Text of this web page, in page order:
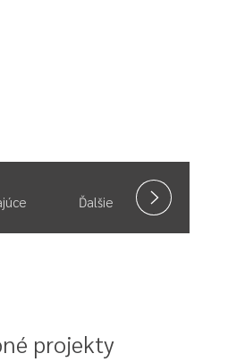
Ďalšie
projekty